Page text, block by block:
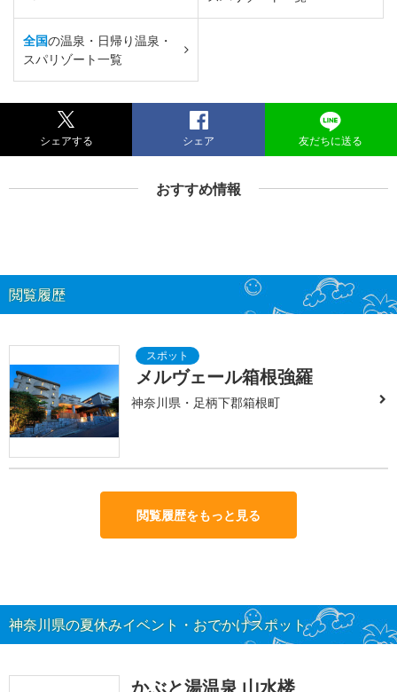
全国の温泉・日帰り温泉・
スパリゾート一覧
シェアする シェア 友だちに送る
おすすめ情報
閲覧履歴
メルヴェール箱根強羅
神奈川県・足柄下郡箱根町
閲覧履歴をもっと見る
神奈川県の夏休みイベント・おでかけスポット
かぶと湯温泉 山水楼